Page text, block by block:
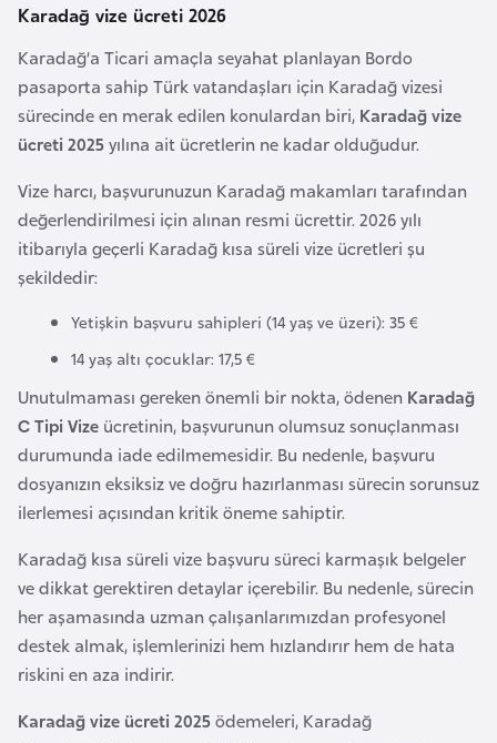
Karadağ vize ücreti 2026
Karadağ’a Ticari amaçla seyahat planlayan Bordo
pasaporta sahip Türk vatandaşları için Karadağ vizesi
sürecinde en merak edilen konulardan biri, Karadağ vize
ücreti 2025yılına ait ücretlerin ne kadar olduğudur.
Vize harcı, başvurunuzun Karadağ makamları tarafından
değerlendirilmesi için alınan resmi ücrettir. 2026 yılı
itibarıyla geçerli Karadağ kısa süreli vize ücretleri şu
şekildedir:
Yetişkin başvuru sahipleri (14 yaş ve üzeri): 35 €
14 yaş altı çocuklar: 17,5 €
Unutulmaması gereken önemli bir nokta, ödenen Karadağ
C Tipi Vize ücretinin, başvurunun olumsuz sonuçlanması
durumunda iade edilmemesidir. Bu nedenle, başvuru
dosyanızın eksiksiz ve doğru hazırlanması sürecin sorunsuz
ilerlemesi açısından kritik öneme sahiptir.
Karadağ kısa süreli vize başvuru süreci karmaşık belgeler
ve dikkat gerektiren detaylar içerebilir. Bu nedenle, sürecin
her aşamasında uzman çalışanlarımızdan profesyonel
destek almak, işlemlerinizi hem hızlandırır hem de hata
riskini en aza indirir.
Karadağ vize ücreti 2025ödemeleri, Karadağ
n
g
o
B
u
l
g
a
a
E
m
e
n
i
s